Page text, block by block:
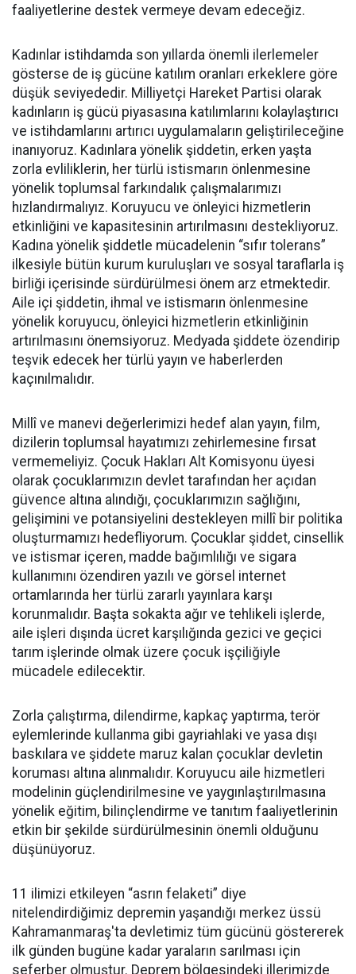
faaliyetlerine destek vermeye devam edeceğiz.
Kadınlar istihdamda son yıllarda önemli ilerlemeler
gösterse de iş gücüne katılım oranları erkeklere göre
düşük seviyededir. Milliyetçi Hareket Partisi olarak
kadınların iş gücü piyasasına katılımlarını kolaylaştırıcı
ve istihdamlarını artırıcı uygulamaların geliştirileceğine
inanıyoruz. Kadınlara yönelik şiddetin, erken yaşta
zorla evliliklerin, her türlü istismarın önlenmesine
yönelik toplumsal farkındalık çalışmalarımızı
hızlandırmalıyız. Koruyucu ve önleyici hizmetlerin
etkinliğini ve kapasitesinin artırılmasını destekliyoruz.
Kadına yönelik şiddetle mücadelenin “sıfır tolerans”
ilkesiyle bütün kurum kuruluşları ve sosyal taraflarla iş
birliği içerisinde sürdürülmesi önem arz etmektedir.
Aile içi şiddetin, ihmal ve istismarın önlenmesine
yönelik koruyucu, önleyici hizmetlerin etkinliğinin
artırılmasını önemsiyoruz. Medyada şiddete özendirip
teşvik edecek her türlü yayın ve haberlerden
kaçınılmalıdır.
Millî ve manevi değerlerimizi hedef alan yayın, film,
dizilerin toplumsal hayatımızı zehirlemesine fırsat
vermemeliyiz. Çocuk Hakları Alt Komisyonu üyesi
olarak çocuklarımızın devlet tarafından her açıdan
güvence altına alındığı, çocuklarımızın sağlığını,
gelişimini ve potansiyelini destekleyen millî bir politika
oluşturmamızı hedefliyorum. Çocuklar şiddet, cinsellik
ve istismar içeren, madde bağımlılığı ve sigara
kullanımını özendiren yazılı ve görsel internet
ortamlarında her türlü zararlı yayınlara karşı
korunmalıdır. Başta sokakta ağır ve tehlikeli işlerde,
aile işleri dışında ücret karşılığında gezici ve geçici
tarım işlerinde olmak üzere çocuk işçiliğiyle
mücadele edilecektir.
Zorla çalıştırma, dilendirme, kapkaç yaptırma, terör
eylemlerinde kullanma gibi gayriahlaki ve yasa dışı
baskılara ve şiddete maruz kalan çocuklar devletin
koruması altına alınmalıdır. Koruyucu aile hizmetleri
modelinin güçlendirilmesine ve yaygınlaştırılmasına
yönelik eğitim, bilinçlendirme ve tanıtım faaliyetlerinin
etkin bir şekilde sürdürülmesinin önemli olduğunu
düşünüyoruz.
11 ilimizi etkileyen “asrın felaketi” diye
nitelendirdiğimiz depremin yaşandığı merkez üssü
Kahramanmaraş'ta devletimiz tüm gücünü göstererek
ilk günden bugüne kadar yaraların sarılması için
seferber olmuştur. Deprem bölgesindeki illerimizde